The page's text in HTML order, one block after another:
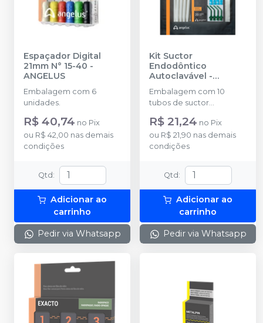
Espaçador Digital
21mm N° 15-40 -
ANGELUS
Embalagem com 6
unidades.
R$ 40,74 no Pix
ou R$ 42,00 nas demais
condições
Qtd :
Adicionar ao
carrinho
Pedir via Whatsapp
Kit Suctor
Endodôntico
Autoclavável -
Embalagem com 10
tubos de suctor
Tips 0.05 e 10 Endo Tips
0.014
R$ 21,24 no Pix
ou R$ 21,90 nas demais
condições
Qtd :
Adicionar ao
carrinho
Pedir via Whatsapp